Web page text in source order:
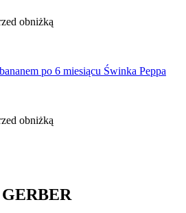
obniżką
po 6 miesiącu Świnka Peppa
obniżką